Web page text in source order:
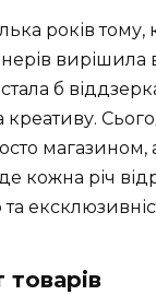
років тому,
вирішила
б
креативу.
магазином,
кожна річ